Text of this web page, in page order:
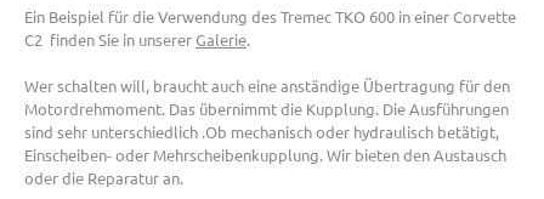
Ein Beispiel für die Verwendung des Tremec TKO 600 in einer Corvette
C2 finden Sie in unsererGalerie.
Wer schalten will, braucht auch eine anständige Übertragung für den
Motordrehmoment. Das übernimmt die Kupplung. Die Ausführungen
sind sehr unterschiedlich .Ob mechanisch oder hydraulisch betätigt,
Einscheiben- oder Mehrscheibenkupplung. Wir bieten den Austausch
oder die Reparatur an.